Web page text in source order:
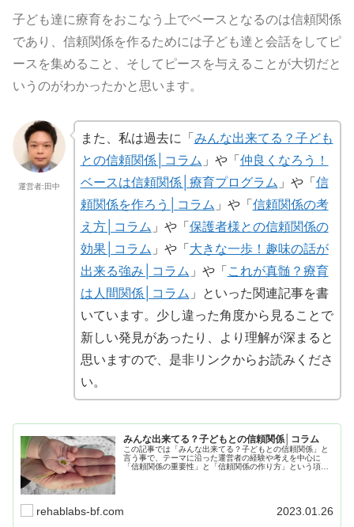
子ども達に療育をおこなう上でベースとなるのは信頼関係
であり、信頼関係を作るためには子ども達と会話をしてピ
ースを集めること、そしてピースを与えることが大切だと
いうのがわかったかと思います。
運営者:田中
また、私は過去に「 みんな出来てる？子ども
との信頼関係│コラム 」や「 仲良くなろう！
ベースは信頼関係│療育プログラム 」や「 信
頼関係を作ろう│コラム 」や「 信頼関係の考
え方│コラム 」や「 保護者様との信頼関係の
効果│コラム 」や「 大きな一歩！趣味の話が
出来る強み│コラム 」や「 これが真髄？療育
は人間関係│コラム 」といった関連記事を書
いています。少し違った角度から見ることで
新しい発見があったり、より理解が深まると
思いますので、是非リンクからお読みくださ
い。
みんな出来てる？子どもとの信頼関係│コラム
この記事では「みんな出来てる？子どもとの信頼関係」と
言う事で、テーマに沿った運営者の経験や考えを中心に
「信頼関係の重要性」と「信頼関係の作り方」という項目
rehablabs-bf.com 2023.01.26